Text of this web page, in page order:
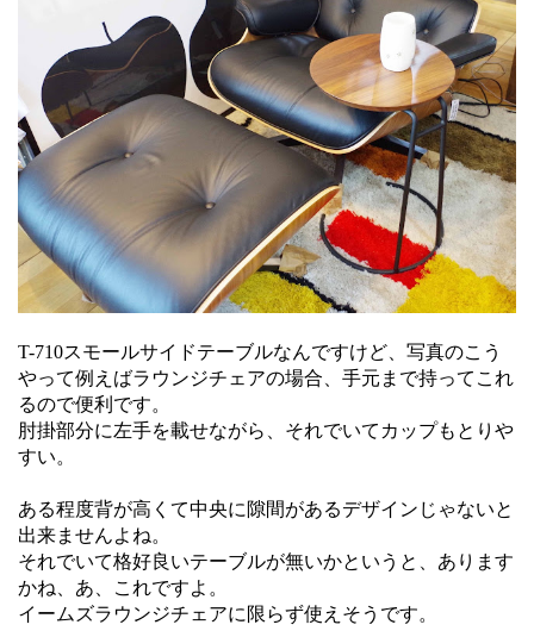
T-710スモールサイドテーブルなんですけど、写真のこう
やって例えばラウンジチェアの場合、手元まで持ってこれ
るので便利です。
肘掛部分に左手を載せながら、それでいてカップもとりや
すい。
ある程度背が高くて中央に隙間があるデザインじゃないと
出来ませんよね。
それでいて格好良いテーブルが無いかというと、あります
かね、あ、これですよ。
イームズラウンジチェアに限らず使えそうです。